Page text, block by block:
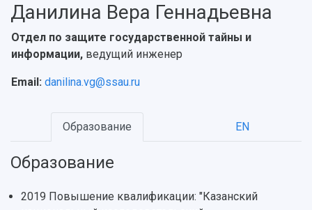
НАЗАД
История
Главные новости
Почему я выбираю Самарский университет?
Основные научные направления
Данилина Вера Геннадьевна
Отдел по защите государственной тайны и
информации, ведущий инженер
Email: danilina.vg@ssau.ru
Образование EN
Образование
2019 Повышение квалификации: "Казанский